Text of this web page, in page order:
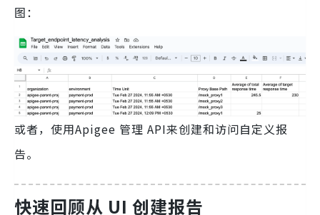
图：
或者，使用Apigee 管理 API来创建和访问自定义报
告。
快速回顾从 UI 创建报告